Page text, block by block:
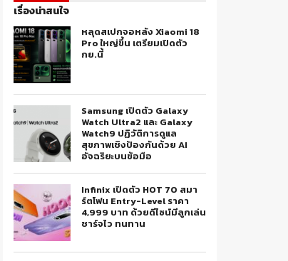
เรื่องน่าสนใจ
หลุดสเปกจอหลัง Xiaomi 18
Pro ใหญ่ขึ้น เตรียมเปิดตัว
กย.นี้
Samsung เปิดตัว Galaxy
Watch Ultra2 และ Galaxy
Watch9 ปฏิวัติการดูแล
สุขภาพเชิงป้องกันด้วย AI
อัจฉริยะบนข้อมือ
Infinix เปิดตัว HOT 70 สมา
ร์ตโฟน Entry-Level ราคา
4,999 บาท ด้วยดีไซน์มีลูกเล่น
ชาร์จไว ทนทาน